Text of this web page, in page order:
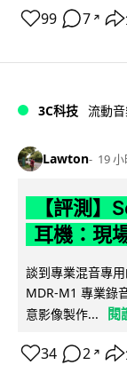
99 7 ↗
3C科技 流動
Lawton 19
【評測
耳機：現
談到專業混音專
MDR-M1 專業錄
意影像製作...
閱
34 2 ↗